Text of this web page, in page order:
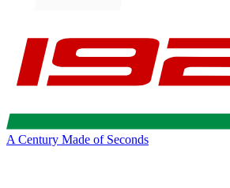
A Century Made of Seconds